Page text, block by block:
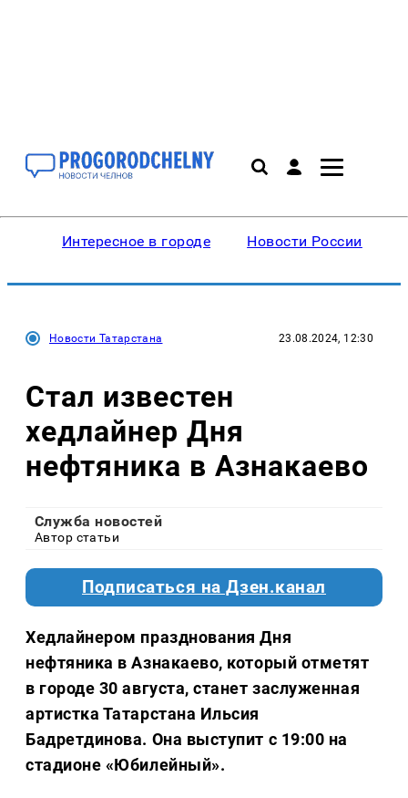
Интересное в городе Новости России
Новости Татарстана 23.08.2024, 12:30
Стал известен
хедлайнер Дня
нефтяника в Азнакаево
Служба новостей
Автор статьи
Подписаться на Дзен.канал
Хедлайнером празднования Дня
нефтяника в Азнакаево, который отметят
в городе 30 августа, станет заслуженная
артистка Татарстана Ильсия
Бадретдинова. Она выступит с 19:00 на
стадионе «Юбилейный».